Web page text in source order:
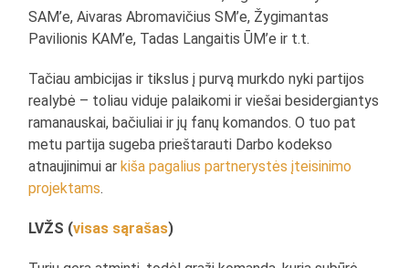
SAM’e, Aivaras Abromavičius SM’e, Žygimantas
Pavilionis KAM’e, Tadas Langaitis ŪM’e ir t.t.
Tačiau ambicijas ir tikslus į purvą murkdo nyki partijos
realybė – toliau viduje palaikomi ir viešai besidergiantys
ramanauskai, bačiuliai ir jų fanų komandos. O tuo pat
metu partija sugeba prieštarauti Darbo kodekso
atnaujinimui arkiša pagalius partnerystės įteisinimo
projektams.
LVŽS (visas sąrašas)